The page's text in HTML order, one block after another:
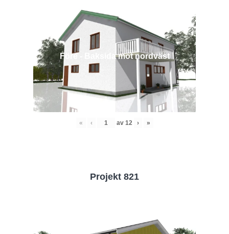
Före - Baksida mot nordväst
« ‹ av 12 › »
Projekt 821